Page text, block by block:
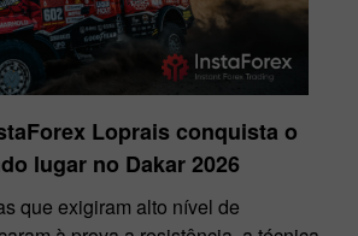
Loprais conquista o
lugar no Dakar 2026
que exigiram alto nível de